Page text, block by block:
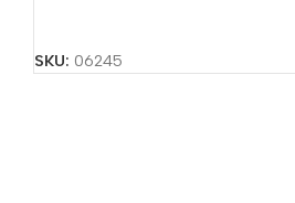
SKU: 06245